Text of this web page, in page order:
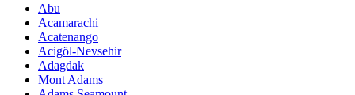
Abu
Acamarachi
Acatenango
Acigöl-Nevsehir
Adagdak
Mont Adams